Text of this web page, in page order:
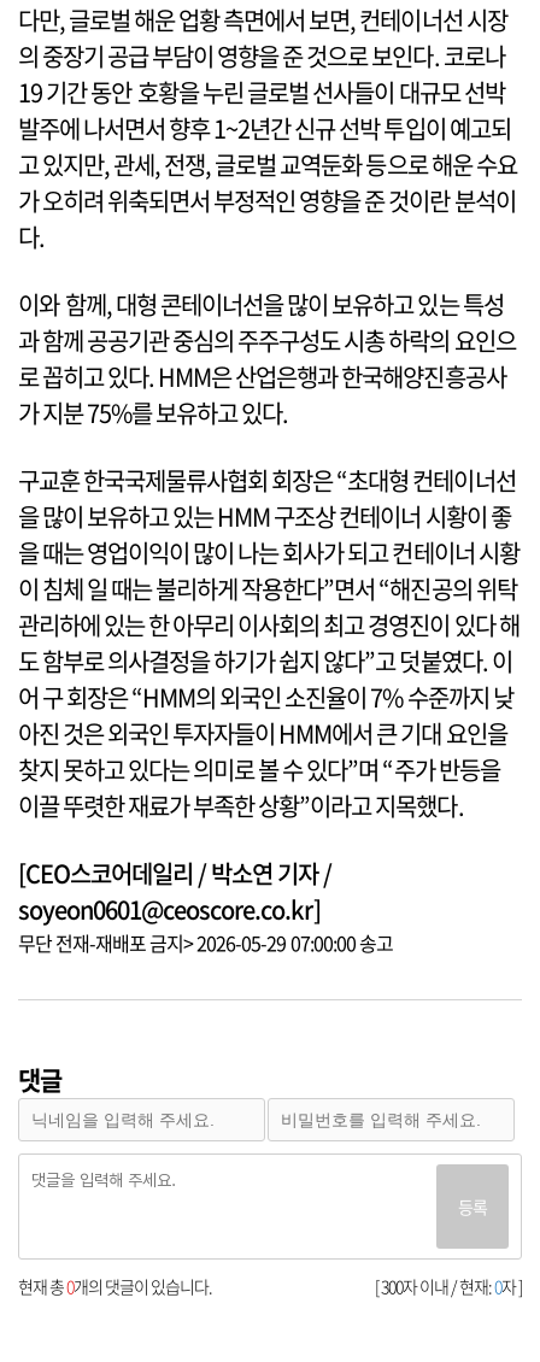
다만, 글로벌 해운 업황 측면에서 보면, 컨테이너선 시장
의 중장기 공급 부담이 영향을 준 것으로 보인다. 코로나
19 기간 동안 호황을 누린 글로벌 선사들이 대규모 선박
발주에 나서면서 향후 1~2년간 신규 선박 투입이 예고되
고 있지만, 관세, 전쟁, 글로벌 교역둔화 등으로 해운 수요
가 오히려 위축되면서 부정적인 영향을 준 것이란 분석이
다.
이와 함께, 대형 콘테이너선을 많이 보유하고 있는 특성
과 함께 공공기관 중심의 주주구성도 시총 하락의 요인으
로 꼽히고 있다. HMM은 산업은행과 한국해양진흥공사
가 지분 75%를 보유하고 있다.
구교훈 한국국제물류사협회 회장은 “초대형 컨테이너선
을 많이 보유하고 있는 HMM 구조상 컨테이너 시황이 좋
을 때는 영업이익이 많이 나는 회사가 되고 컨테이너 시황
이 침체 일 때는 불리하게 작용한다”면서 “해진공의 위탁
관리하에 있는 한 아무리 이사회의 최고 경영진이 있다 해
도 함부로 의사결정을 하기가 쉽지 않다”고 덧붙였다. 이
어 구 회장은 “HMM의 외국인 소진율이 7% 수준까지 낮
아진 것은 외국인 투자자들이 HMM에서 큰 기대 요인을
찾지 못하고 있다는 의미로 볼 수 있다”며 “주가 반등을
이끌 뚜렷한 재료가 부족한 상황”이라고 지목했다.
[CEO스코어데일리 / 박소연 기자 /
soyeon0601@ceoscore.co.kr]
무단 전재-재배포 금지> 2026-05-29 07:00:00 송고
댓글
등록
[ 300자 이내 / 현재:0자 ]
현재 총0개의 댓글이 있습니다.